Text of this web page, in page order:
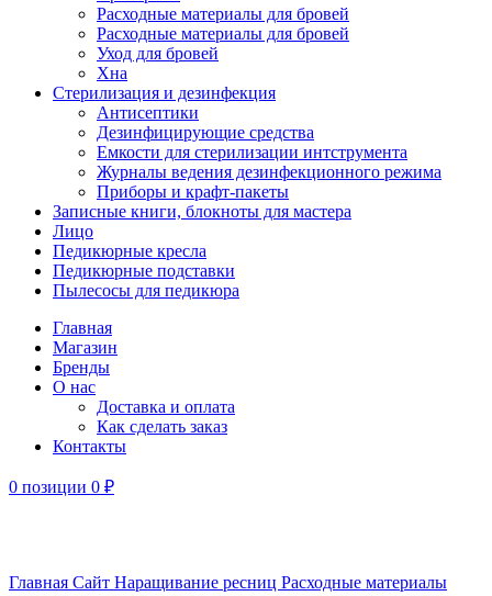
Расходные материалы для бровей
Расходные материалы для бровей
Уход для бровей
Хна
Стерилизация и дезинфекция
Антисептики
Дезинфицирующие средства
Емкости для стерилизации интструмента
Журналы ведения дезинфекционного режима
Приборы и крафт-пакеты
Записные книги, блокноты для мастера
Лицо
Педикюрные кресла
Педикюрные подставки
Пылесосы для педикюра
Главная
Магазин
Бренды
О нас
Доставка и оплата
Как сделать заказ
Контакты
0 позиции 0 ₽
Главная Сайт Наращивание ресниц Расходные материалы